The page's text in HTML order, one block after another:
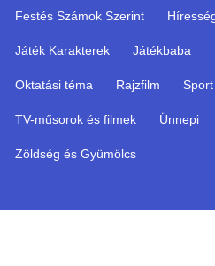
Festés Számok Szerint
Játék Karakterek Játékbaba
Oktatási téma Rajzfilm Sport
TV-műsorok és filmek Ünnepi
Zöldség és Gyümölcs